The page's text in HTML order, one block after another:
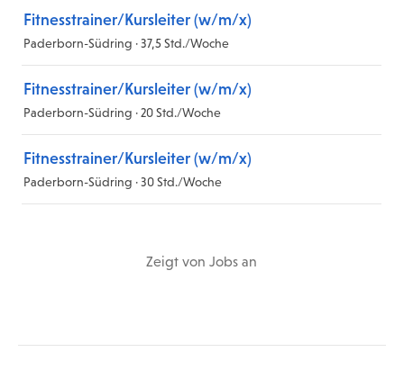
Fitnesstrainer/Kursleiter (w/m/x)
Paderborn-Südring · 37,5 Std./Woche
Fitnesstrainer/Kursleiter (w/m/x)
Paderborn-Südring · 20 Std./Woche
Fitnesstrainer/Kursleiter (w/m/x)
Paderborn-Südring · 30 Std./Woche
ZeigtvonJobsan